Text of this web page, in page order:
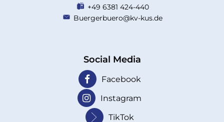
+49 6381 424-440
Buergerbuero@kv-kus.de
Social Media
Facebook
Instagram
TikTok